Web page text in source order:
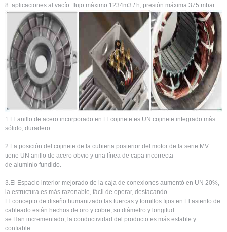
8. aplicaciones al vacío: flujo máximo 1234m3 / h, presión máxima 375 mbar.
1.El anillo de acero incorporado en El cojinete es UN cojinete integrado más
sólido, duradero.
2.La posición del cojinete de la cubierta posterior del motor de la serie MV
tiene UN anillo de acero obvio y una línea de capa incorrecta
de aluminio fundido.
3.El Espacio interior mejorado de la caja de conexiones aumentó en UN 20%,
la estructura es más razonable, fácil de operar, destacando
El concepto de diseño humanizado las tuercas y tornillos fijos en El asiento de
cableado están hechos de oro y cobre, su diámetro y longitud
se Han incrementado, la conductividad del producto es más estable y
confiable.